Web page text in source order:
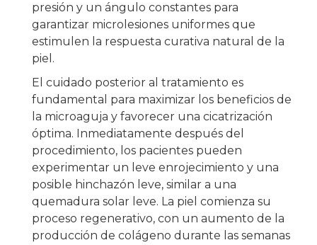
presión y un ángulo constantes para
garantizar microlesiones uniformes que
estimulen la respuesta curativa natural de la
piel.
El cuidado posterior al tratamiento es
fundamental para maximizar los beneficios de
la microaguja y favorecer una cicatrización
óptima. Inmediatamente después del
procedimiento, los pacientes pueden
experimentar un leve enrojecimiento y una
posible hinchazón leve, similar a una
quemadura solar leve. La piel comienza su
proceso regenerativo, con un aumento de la
producción de colágeno durante las semanas